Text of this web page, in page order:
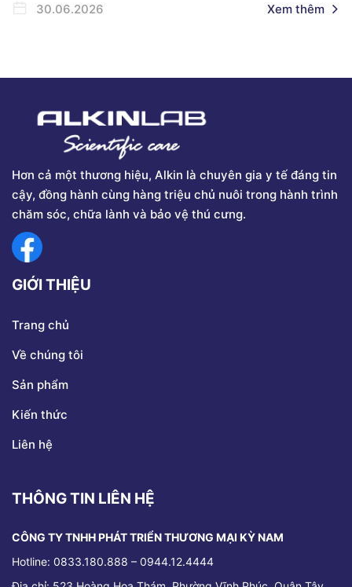
30.06.2026 Xem thêm
Hơn cả một thương hiệu, Alkin là chuyên gia y tế đáng tin
cậy, đồng hành cùng hàng triệu chủ nuôi trong hành trình
chăm sóc, chữa lành và bảo vệ thú cưng.
GIỚI THIỆU
Trang chủ
Về chúng tôi
Sản phẩm
Kiến thức
Liên hệ
THÔNG TIN LIÊN HỆ
CÔNG TY TNHH PHÁT TRIỂN THƯƠNG MẠI KỲ NAM
Hotline: 0833.180.888 – 0944.12.4444